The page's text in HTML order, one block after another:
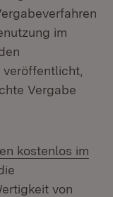
im
Vergabe
kostenlos im
von